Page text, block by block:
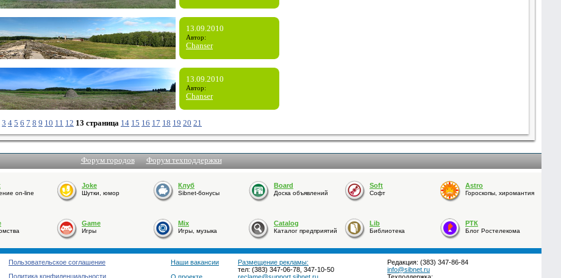
13.09.2010
Автор:
Chanser
13.09.2010
Автор:
Chanser
3 4 5 6 7 8 9 10 11 12 13 страница 14 15 16 17 18 19 20 21
Форум городов Форум техподдержки
on-line
Joke
Шутки, юмор
Клуб
Sibnet-бонусы
Board
Доска объявлений
Soft
Софт
Astro
Гороскопы, хиромантия
Game
Игры
Mix
Игры, музыка
Catalog
Каталог предприятий
Lib
Библиотека
РТК
Блог Ростелекома
Редакция: (383) 347-86-84
info@sibnet.ru
Размещение рекламы:
тел: (383) 347-06-78, 347-10-50
Наши вакансии
Пользовательское соглашение
Политика конфиденциальности